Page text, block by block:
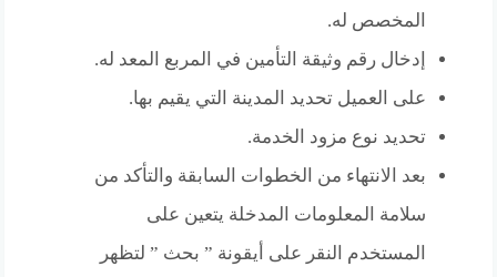
المخصص له.
إدخال رقم وثيقة التأمين في المربع المعد له.
على العميل تحديد المدينة التي يقيم بها.
تحديد نوع مزود الخدمة.
بعد الانتهاء من الخطوات السابقة والتأكد من
سلامة المعلومات المدخلة يتعين على
المستخدم النقر على أيقونة ” بحث ” لتظهر